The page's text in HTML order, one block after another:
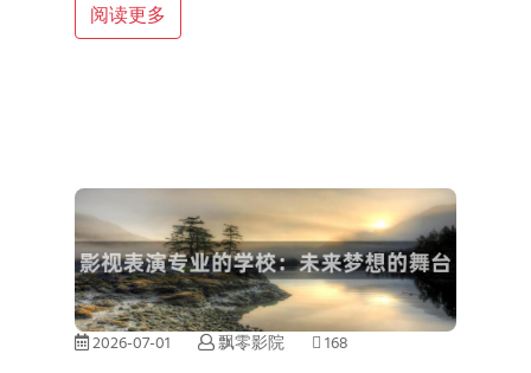
阅读更多
2026-07-01 飘零影院 168